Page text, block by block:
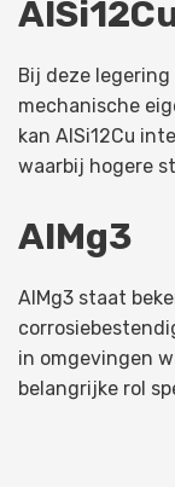
Bij deze
mechanische
kan AlSi12Cu
waarbij hogere
AlMg3
AlMg3 staat
in omgevingen
belangrijke rol